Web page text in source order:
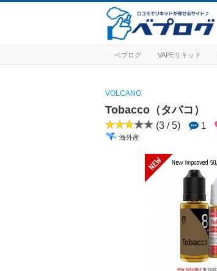
ベプログ VAPEリキッド
VOLCANO
Tobacco（タバコ）
(3 / 5) 1
海外産